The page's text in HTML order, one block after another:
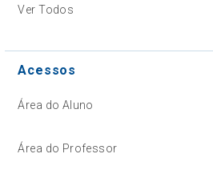
Ver Todos
Acessos
Área do Aluno
Área do Professor